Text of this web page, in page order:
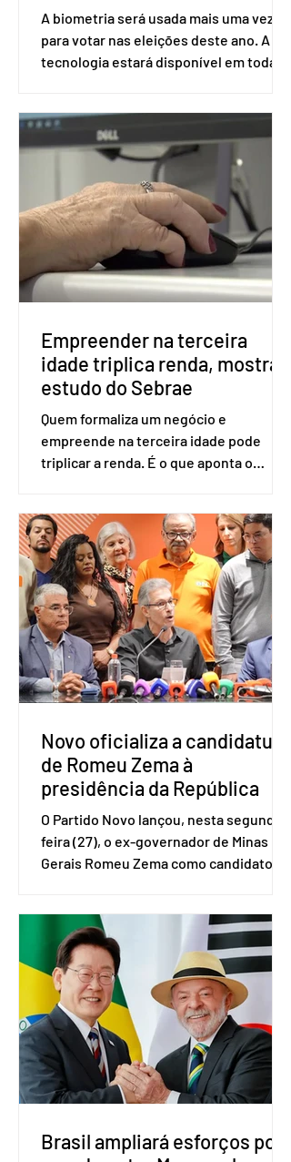
A biometria será usada mais uma vez
para votar nas eleições deste ano. A
tecnologia estará disponível em todas
Apesar da requisição, a biometria não é
obrigatória para exercer o direito ao
voto. Se o título estiver regular, o
eleitor pode votar mesmo sem ter
realizado esse cadastro. Neste caso,
será exigido o documento de
identificação para acesso à urna
eletrônica. Se a urna eletrônica não
reconh
Empreender na terceira
idade triplica renda, mostra
estudo do Sebrae
Quem formaliza um negócio e
empreende na terceira idade pode
triplicar a renda. É o que aponta o
Amostra de Domicílio (PNAD Contínua),
do Serviço Brasileiro de Apoio às Micro
e Pequenas Empresas (Sebrae),
realizado a partir de dados do Instituto
Brasileiro de Geografia e Estatística
(IBGE). O estudo do Sebrae mostra que,
no quarto trimestre de 2025, os
empreendedores 60+ formalizados
atingiram o maior rendime
Novo oficializa a candidatura
de Romeu Zema à
presidência da República
O Partido Novo lançou, nesta segunda-
feira (27), o ex-governador de Minas
Gerais Romeu Zema como candidato à
Brasília. O Novo ainda não definiu quem
vai compor a chapa como candidato a
vice-presidente. A convenção contou
com a presença do presidente nacional
do partido, Eduardo Ribeiro, e do
senador Eduardo Girão, filiado ao Novo
desde fevereiro de 2023. Formado em
administração de empresas pela
Fundaç
Brasil ampliará esforços por